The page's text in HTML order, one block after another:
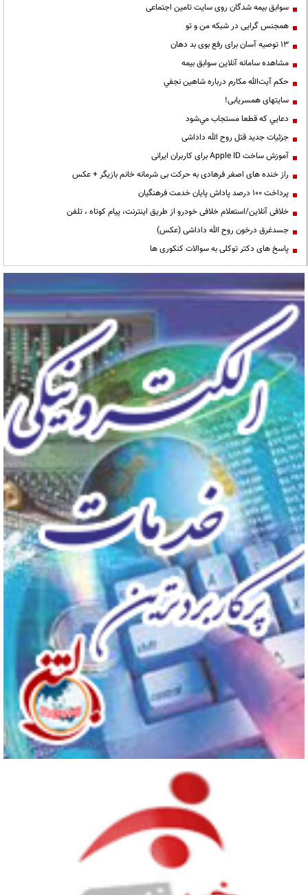
سوابق بیمه شدگان روی سایت تامین اجتماعی
همجنس گرایی در شبکه من و تو
13 توصیه آسان برای رفع بوی بد دهان
مشاهده سامانه آنلاين سوابق بیمه
حكم آيت‌الله مكارم درباره شاهين نجفي
سایتهای همسریابی!
دعايي كه قطعا مستجاب مي‌شود
جزئیات جدید قتل روح الله داداشی
آموزش ساخت Apple ID برای کاربران ایرانی
راز خنده های اصغر فرهادی به حرکت بی شرمانه خانم بازیگر + عکس
پرداخت ۱۰۰ درصد پاداش پایان خدمت فرهنگیان
خلافی آنلاین/استعلام خلافی خودرو از طریق اینترنت، پیام کوتاه ، تلفن
جسدغرق درخون روح الله داداشی (عکس)
پاسخ های دکتر توکلی به سوالات کنکوری ها